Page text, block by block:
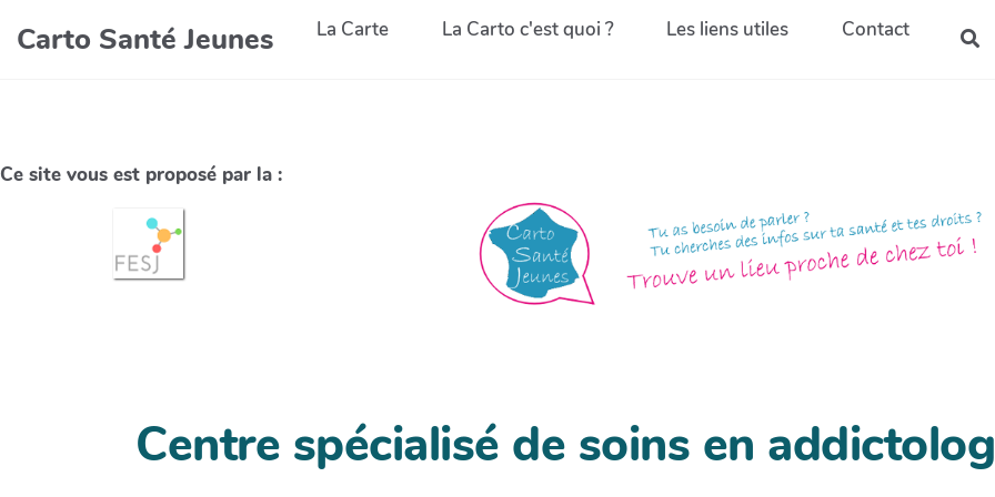
Carto Santé Jeunes La Carte La Carto c'est quoi ? Les liens utiles Contact
Ce site vous est proposé par la :
Centre spécialisé de soins en